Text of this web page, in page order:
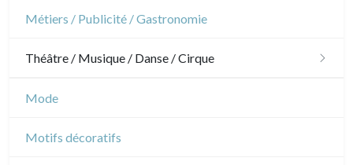
Pierre-Joseph Redouté
Animaux domestiques
Animaux sauvages
Métiers / Publicité / Gastronomie
Théâtre / Musique / Danse / Cirque
Théâtre
Mode
Motifs décoratifs